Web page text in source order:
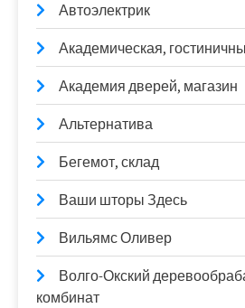
Автоэлектрик
Академическая,
Академия дверей, магазин
Альтернатива
Бегемот, склад
Ваши шторы Здесь
Вильямс Оливер
Волго-Окский
комбинат